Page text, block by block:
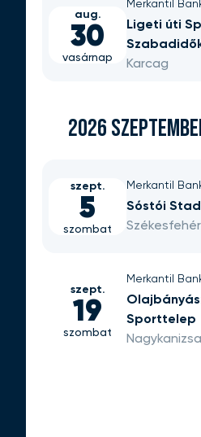
aug.
30
vasárnap
Merkantil
Ligeti úti
Karcag
2026
szept.
5
szombat
Merkantil
Sóstói
szept.
19
szombat
Merkantil
Sporttelep
Nagykanizsa